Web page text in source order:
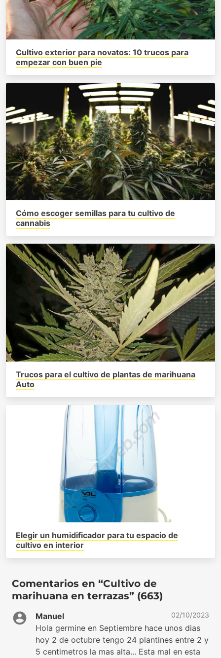
Cultivo exterior para novatos: 10 trucos para
empezar con buen pie
Cómo escoger semillas para tu cultivo de
cannabis
Trucos para el cultivo de plantas de marihuana
Auto
Elegir un humidificador para tu espacio de
cultivo en interior
Comentarios en “Cultivo de
marihuana en terrazas” (663)
Manuel 02/10/2023
Hola germine en Septiembre hace unos dias
hoy 2 de octubre tengo 24 plantines entre 2 y
5 centimetros la mas alta... Esta mal en esta